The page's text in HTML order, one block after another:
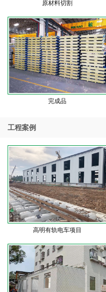
原材料切割
完成品
工程案例
高明有轨电车项目